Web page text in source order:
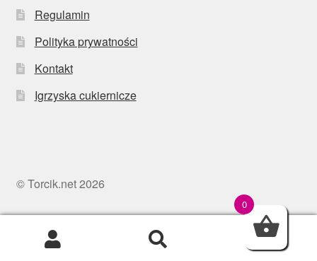
Regulamin
Polityka prywatności
Kontakt
Igrzyska cukiernicze
© Torcik.net 2026
0